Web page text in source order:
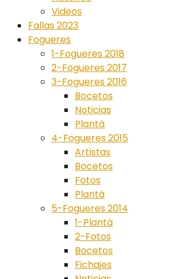
Videos
Fallas 2023
Fogueres
1-Fogueres 2018
2-Fogueres 2017
3-Fogueres 2016
Bocetos
Noticias
Plantà
4-Fogueres 2015
Artistas
Bocetos
Fotos
Plantà
5-Fogueres 2014
1-Plantà
2-Fotos
Bocetos
Fichajes